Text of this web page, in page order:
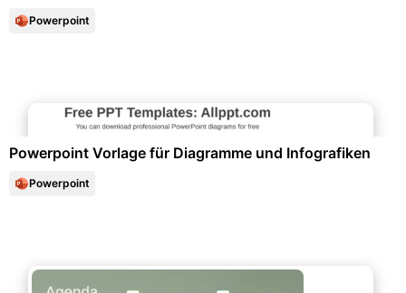
Powerpoint
Powerpoint Vorlage für Diagramme und Infografiken
Powerpoint